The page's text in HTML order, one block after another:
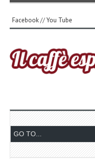
Facebook//You Tube